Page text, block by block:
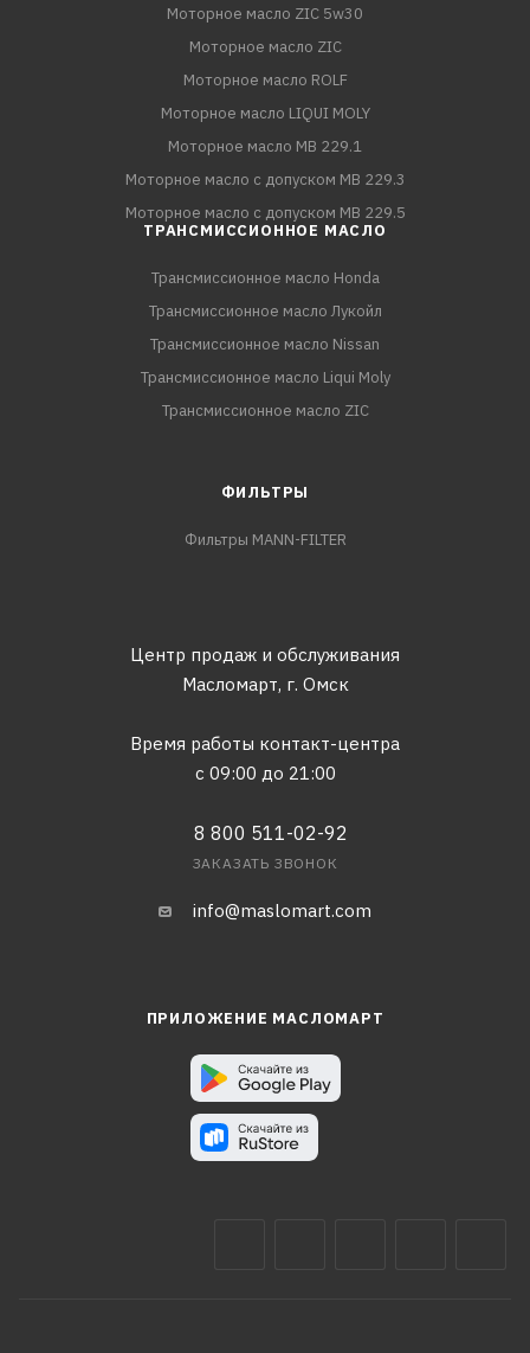
Моторное масло ZIC 5w30
Моторное масло ZIC
Моторное масло ROLF
Моторное масло LIQUI MOLY
Моторное масло MB 229.1
Моторное масло с допуском MB 229.3
Моторное масло с допуском MB 229.5
ТРАНСМИССИОННОЕ МАСЛО
Трансмиссионное масло Honda
Трансмиссионное масло Лукойл
Трансмиссионное масло Nissan
Трансмиссионное масло Liqui Moly
Трансмиссионное масло ZIC
ФИЛЬТРЫ
Фильтры MANN-FILTER
Центр продаж и обслуживания
Масломарт, г. Омск
Время работы контакт-центра
с 09:00 до 21:00
8 800 511-02-92
ЗАКАЗАТЬ ЗВОНОК
info@maslomart.com
ПРИЛОЖЕНИЕ МАСЛОМАРТ